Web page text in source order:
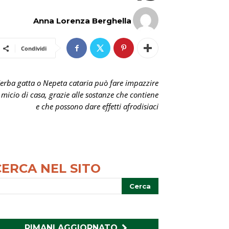
Anna Lorenza Berghella
Condividi
gatta o Nepeta cataria può fare impazzire
di casa, grazie alle sostanze che contiene
e che possono dare effetti afrodisiaci
NEL SITO